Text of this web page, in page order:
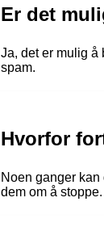
Er det
Ja, det er mulig å
spam.
Hvorfor
Noen ganger
dem om å